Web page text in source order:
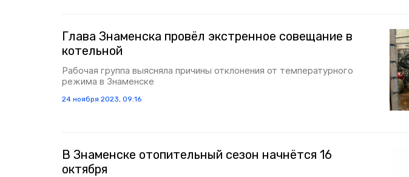
Глава Знаменска провёл экстренное совещание в
котельной
Рабочая группа выясняла причины отклонения от температурного
режима в Знаменске
24 ноября 2023, 09:16
В Знаменске отопительный сезон начнётся 16
октября